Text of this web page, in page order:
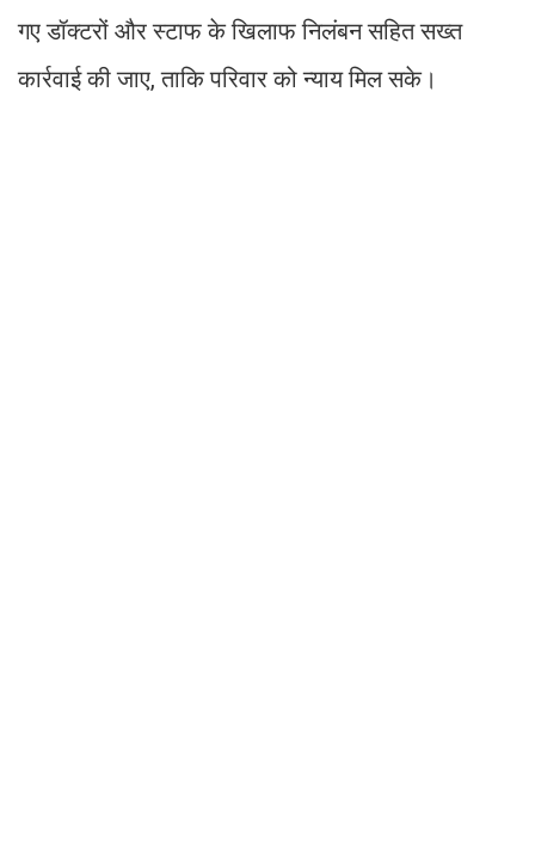
गए डॉक्टरों और स्टाफ के खिलाफ निलंबन सहित सख्त
कार्रवाई की जाए, ताकि परिवार को न्याय मिल सके।